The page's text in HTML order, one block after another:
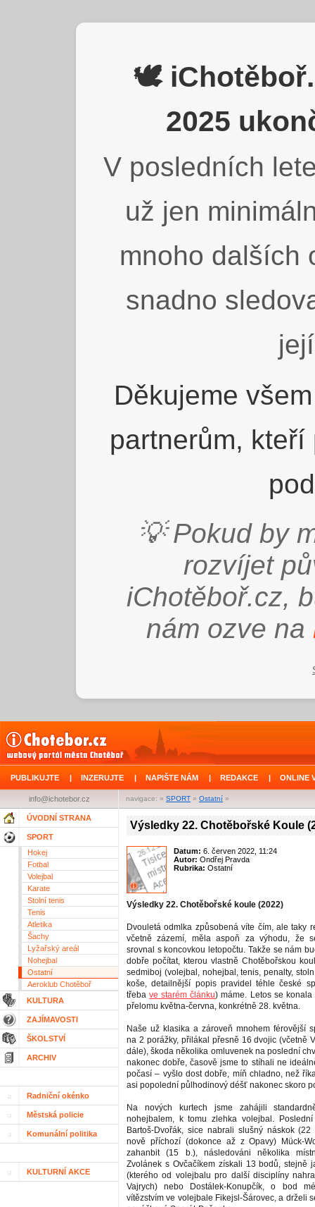
🕊️
2025
V posledních
už jen
mnoho dalších
snadno
Děkujeme
partnerům,
💡 Pokud by
rozvíjet
iChotěboř.cz,
nám ozve na
PUBLIKUJTE | INZERUJTE | NAPIŠTE NÁM | REDAKCE | ONLINE
navigace: » SPORT » Ostatní »
info@ichotebor.cz
ÚVODNÍ STRANA
SPORT
Hokej
Fotbal
Volejbal
Karate
Stolní tenis
Tenis
Atletika
Šachy
Lyžařský areál
Nohejbal
Ostatní
Aeroklub Chotěboř
KULTURA
ZAJÍMAVOSTI
ŠKOLSTVÍ
ARCHIV
Radniční okénko
Městská policie
Komunální politika
KULTURNÍ AKCE
Výsledky 22. Chotěbořské Koule
Datum: 6. červen 2022, 11:24
Autor: Ondřej Pravda
Rubrika: Ostatní
Výsledky 22. Chotěbořské koule (2022)
Dvouletá odmlka způsobená víte čím, ale taky
včetně zázemí, měla aspoň za výhodu, že
srovnal s koncovkou letopočtu. Takže se nám
dobře počítat, kterou vlastně Chotěbořskou
sedmiboj (volejbal, nohejbal, tenis, penalty,
koše, detailnější popis pravidel téhle české
třebave starém článku) máme. Letos se konala
přelomu května-června, konkrétně 28. května.
Naše už klasika a zároveň mnohem férovější
na 2 porážky, přilákal přesně 16 dvojic (včetně
dále), škoda několika omluvenek na poslední
nakonec dobře, časově jsme to stíhali ne
počasí – vyšlo dost dobře, míň chladno, než
asi popolední půlhodinový déšť nakonec skoro
Na nových kurtech jsme zahájili
nohejbalem, k tomu zlehka volejbal.
Bartoš-Dvořák, sice nabrali slušný náskok
nově příchozí (dokonce až z Opavy) Mück-
zahanbit (15 b.), následováni několika
Zvolánek s Ovčačíkem získali 13 bodů, stejně
(kterého od volejbalu pro další disciplíny
Vajrych) nebo Dostálek-Konupčík, o bod
vítězstvím ve volejbale Fikejsl-Šárovec, a drželi